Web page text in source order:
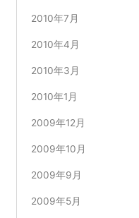
2010年7月
2010年4月
2010年3月
2010年1月
2009年12月
2009年10月
2009年9月
2009年5月